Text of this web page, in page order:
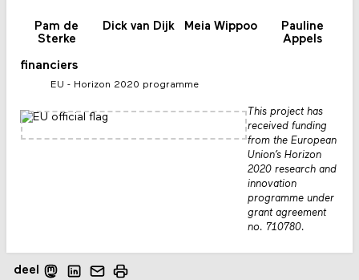
deel
Pam de
Sterke
Dick van Dijk Meia Wippoo
Pauline
Appels
financiers
EU - Horizon 2020 programme
This project has
received funding
from the European
Union’s Horizon
2020 research and
innovation
programme under
grant agreement
no. 710780.